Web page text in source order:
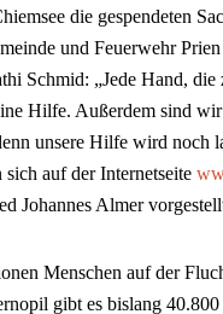
die gespendeten
und Feuerwehr
Schmid: „Jede Hand,
Hilfe. Außerdem sind
unsere Hilfe wird noch
auf der Internetseite
Johannes Almer
Menschen auf der
gibt es bislang